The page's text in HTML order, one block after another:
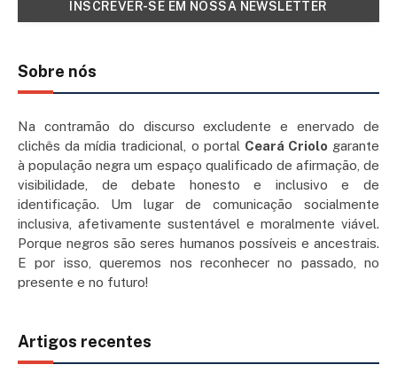
Sobre nós
Na contramão do discurso excludente e enervado de
clichês da mídia tradicional, o portal Ceará Criolo garante
à população negra um espaço qualificado de afirmação, de
visibilidade, de debate honesto e inclusivo e de
identificação. Um lugar de comunicação socialmente
inclusiva, afetivamente sustentável e moralmente viável.
Porque negros são seres humanos possíveis e ancestrais.
E por isso, queremos nos reconhecer no passado, no
presente e no futuro!
Artigos recentes